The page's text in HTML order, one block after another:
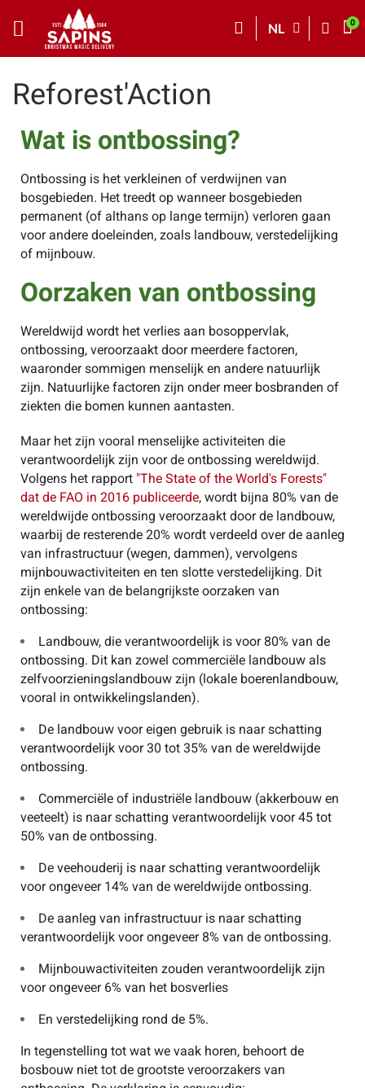
NL
Reforest'Action
Wat is ontbossing?
Ontbossing is het verkleinen of verdwijnen van
bosgebieden. Het treedt op wanneer bosgebieden
permanent (of althans op lange termijn) verloren gaan
voor andere doeleinden, zoals landbouw, verstedelijking
of mijnbouw.
Oorzaken van ontbossing
Wereldwijd wordt het verlies aan bosoppervlak,
ontbossing, veroorzaakt door meerdere factoren,
waaronder sommigen menselijk en andere natuurlijk
zijn. Natuurlijke factoren zijn onder meer bosbranden of
ziekten die bomen kunnen aantasten.
Maar het zijn vooral menselijke activiteiten die
verantwoordelijk zijn voor de ontbossing wereldwijd.
Volgens het rapport "The State of the World's Forests"
dat de FAO in 2016 publiceerde, wordt bijna 80% van de
wereldwijde ontbossing veroorzaakt door de landbouw,
waarbij de resterende 20% wordt verdeeld over de aanleg
van infrastructuur (wegen, dammen), vervolgens
mijnbouwactiviteiten en ten slotte verstedelijking. Dit
zijn enkele van de belangrijkste oorzaken van
ontbossing:
Landbouw, die verantwoordelijk is voor 80% van de
ontbossing. Dit kan zowel commerciële landbouw als
zelfvoorzieningslandbouw zijn (lokale boerenlandbouw,
vooral in ontwikkelingslanden).
De landbouw voor eigen gebruik is naar schatting
verantwoordelijk voor 30 tot 35% van de wereldwijde
ontbossing.
Commerciële of industriële landbouw (akkerbouw en
veeteelt) is naar schatting verantwoordelijk voor 45 tot
50% van de ontbossing.
De veehouderij is naar schatting verantwoordelijk
voor ongeveer 14% van de wereldwijde ontbossing.
De aanleg van infrastructuur is naar schatting
verantwoordelijk voor ongeveer 8% van de ontbossing.
Mijnbouwactiviteiten zouden verantwoordelijk zijn
voor ongeveer 6% van het bosverlies
En verstedelijking rond de 5%.
In tegenstelling tot wat we vaak horen, behoort de
bosbouw niet tot de grootste veroorzakers van